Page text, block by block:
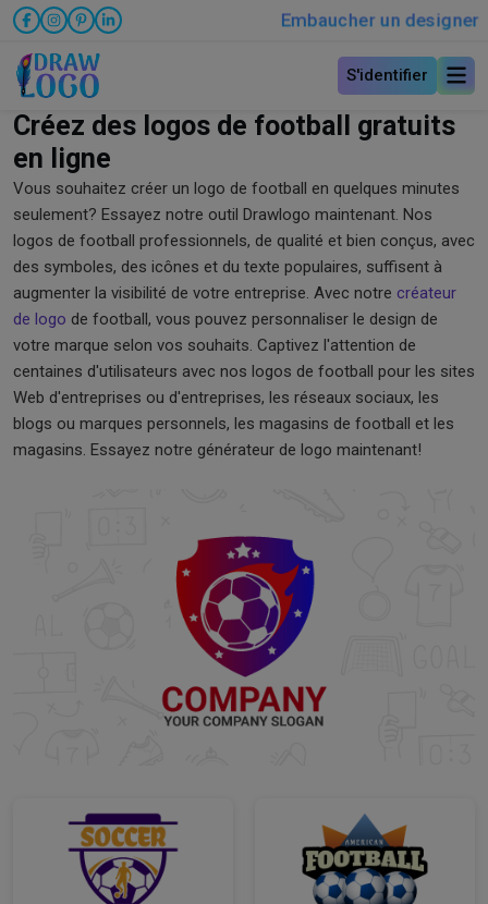
Embaucher un designer
S'identifier
Créez des logos de football gratuits
en ligne
Vous souhaitez créer un logo de football en quelques minutes
seulement? Essayez notre outil Drawlogo maintenant. Nos
logos de football professionnels, de qualité et bien conçus, avec
des symboles, des icônes et du texte populaires, suffisent à
augmenter la visibilité de votre entreprise. Avec notre créateur
de logo de football, vous pouvez personnaliser le design de
votre marque selon vos souhaits. Captivez l'attention de
centaines d'utilisateurs avec nos logos de football pour les sites
Web d'entreprises ou d'entreprises, les réseaux sociaux, les
blogs ou marques personnels, les magasins de football et les
magasins. Essayez notre générateur de logo maintenant!